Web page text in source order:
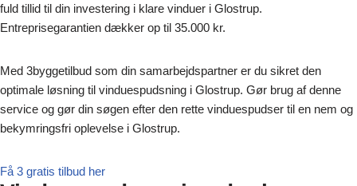
fuld tillid til din investering i klare vinduer i Glostrup.
Entreprisegarantien dækker op til 35.000 kr.
Med 3byggetilbud som din samarbejdspartner er du sikret den
optimale løsning til vinduespudsning i Glostrup. Gør brug af denne
service og gør din søgen efter den rette vinduespudser til en nem og
bekymringsfri oplevelse i Glostrup.
Få 3 gratis tilbud her